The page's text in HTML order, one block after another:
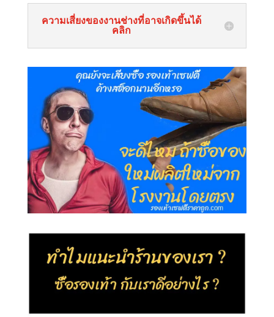
ความเสี่ยงของงานช่างที่อาจเกิดขึ้นได้
คลิก